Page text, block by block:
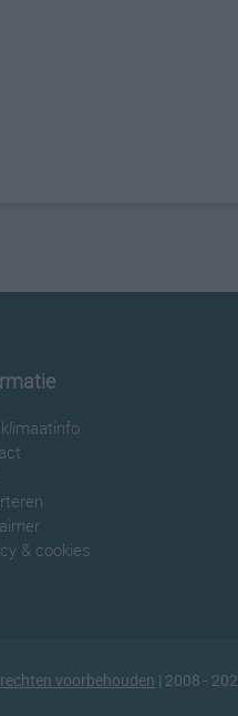
& cookies
voorbehouden | 2008 -